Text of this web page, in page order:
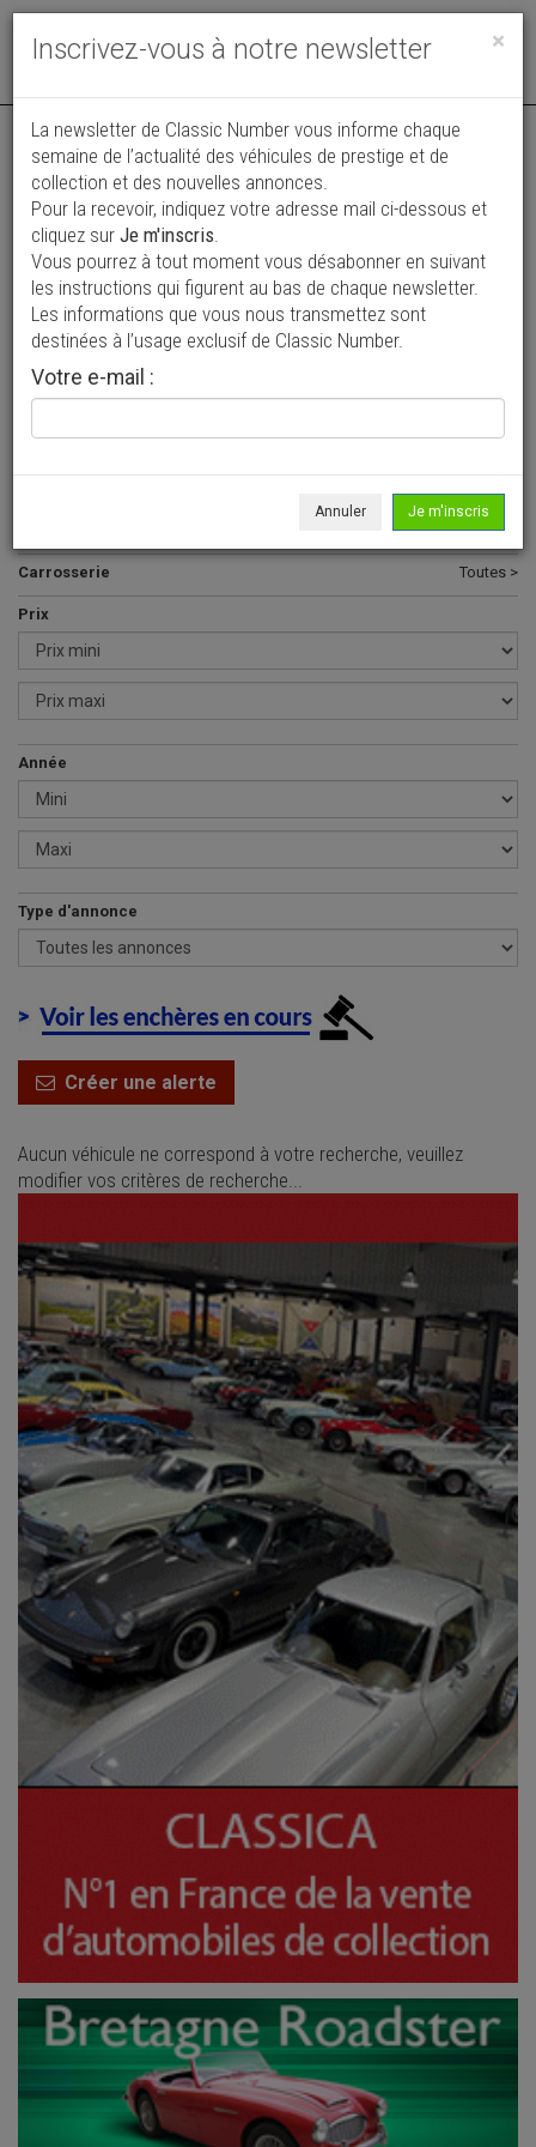
Toggle
Vos annonces vues par
plus de 4 millions de collectionneurs
Ajouter une annonce
> Rechercher un véhicule
Tous >
Carrosserie Toutes >
Prix
Année
Type d'annonce
Créer une alerte
Aucun véhicule ne correspond à votre recherche, veuillez
modifier vos critères de recherche...
×
Inscrivez-vous à notre newsletter
La newsletter de Classic Number vous informe chaque
semaine de l’actualité des véhicules de prestige et de
collection et des nouvelles annonces.
Pour la recevoir, indiquez votre adresse mail ci-dessous et
cliquez sur Je m'inscris.
Vous pourrez à tout moment vous désabonner en suivant
les instructions qui figurent au bas de chaque newsletter.
Les informations que vous nous transmettez sont
destinées à l’usage exclusif de Classic Number.
Votre e-mail :
Annuler Je m'inscris